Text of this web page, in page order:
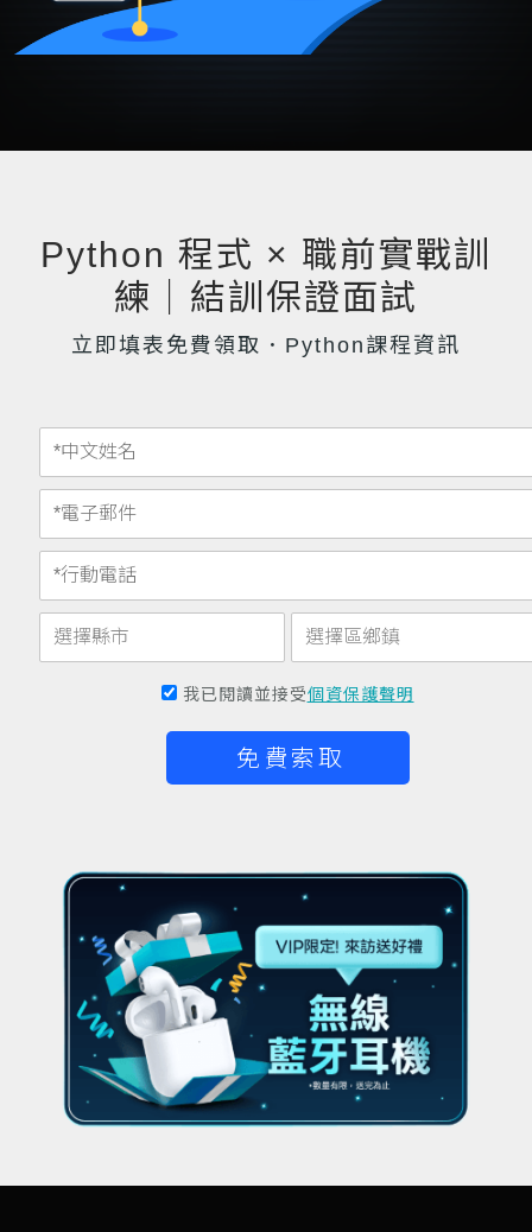
Python 程式 × 職前實戰訓
練｜結訓保證面試
立即填表免費領取．Python課程資訊
我已閱讀並接受個資保護聲明